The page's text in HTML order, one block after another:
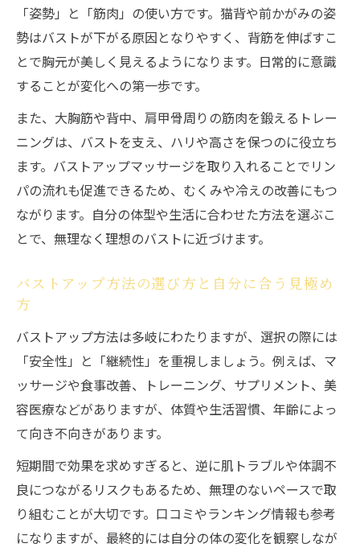
バストアップ方法で即効性を感じるポイン
ト
バストアップマッサージの短期集中アプロ
ーチ
バストアップ自力で変化を早く実感するに
は
バストアップ方法創造で短期間の成果を得
る工夫
年齢別に異なるバストアップの実践法
バストアップ方法は年齢でどう変わるか解
年代に合わせたバストアップ効果の引き出
し方
バストアップ方法創造で各世代に合う工夫
を紹介
バストアップ効果を年齢別で比較するポイ
ント
「姿勢」と「筋肉」の使い方です。猫背や前かがみの姿
勢はバストが下がる原因となりやすく、背筋を伸ばすこ
とで胸元が美しく見えるようになります。日常的に意識
することが変化への第一歩です。
また、大胸筋や背中、肩甲骨周りの筋肉を鍛えるトレー
ニングは、バストを支え、ハリや高さを保つのに役立ち
ます。バストアップマッサージを取り入れることでリン
パの流れも促進できるため、むくみや冷えの改善にもつ
ながります。自分の体型や生活に合わせた方法を選ぶこ
とで、無理なく理想のバストに近づけます。
バストアップ方法の選び方と自分に合う見極め
方
バストアップ方法は多岐にわたりますが、選択の際には
「安全性」と「継続性」を重視しましょう。例えば、マ
ッサージや食事改善、トレーニング、サプリメント、美
容医療などがありますが、体質や生活習慣、年齢によっ
て向き不向きがあります。
短期間で効果を求めすぎると、逆に肌トラブルや体調不
良につながるリスクもあるため、無理のないペースで取
り組むことが大切です。口コミやランキング情報も参考
になりますが、最終的には自分の体の変化を観察しなが